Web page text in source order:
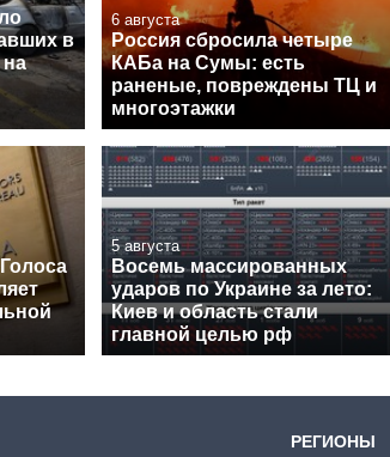
в
на
6 августа
Россия сбросила четыре
КАБа на Сумы: есть
раненые, повреждены ТЦ и
многоэтажки
5 августа
Восемь массированных
ударов по Украине за лето:
Киев и область стали
главной целью рф
РЕГИОНЫ